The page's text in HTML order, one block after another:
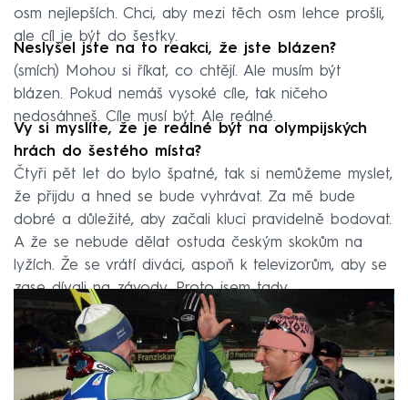
osm nejlepších. Chci, aby mezi těch osm lehce prošli,
ale cíl je být do šestky.
Neslyšel jste na to reakci, že jste blázen?
(smích) Mohou si říkat, co chtějí. Ale musím být
blázen. Pokud nemáš vysoké cíle, tak ničeho
nedosáhneš. Cíle musí být. Ale reálné.
Vy si myslíte, že je reálné být na olympijských
hrách do šestého místa?
Čtyři pět let do bylo špatné, tak si nemůžeme myslet,
že přijdu a hned se bude vyhrávat. Za mě bude
dobré a důležité, aby začali kluci pravidelně bodovat.
A že se nebude dělat ostuda českým skokům na
lyžích. Že se vrátí diváci, aspoň k televizorům, aby se
zase dívali na závody. Proto jsem tady.